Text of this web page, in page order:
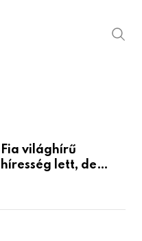
Fia világhírű
híresség lett, de
mint azt el tudnád